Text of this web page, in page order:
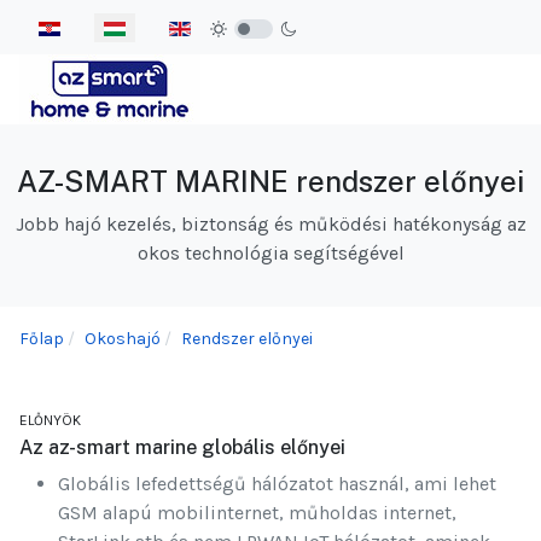
Válasszon nyelvet
AZ-SMART MARINE rendszer előnyei
Jobb hajó kezelés, biztonság és működési hatékonyság az
okos technológia segítségével
Főlap Okoshajó Rendszer előnyei
ELŐNYÖK
Az az-smart marine globális előnyei
Globális lefedettségű hálózatot használ, ami lehet
GSM alapú mobilinternet, műholdas internet,